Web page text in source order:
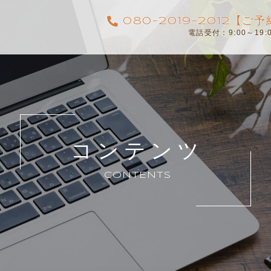
080-2019-2012【ご予約
電話受付：9:00～
コンテンツ
CONTENTS